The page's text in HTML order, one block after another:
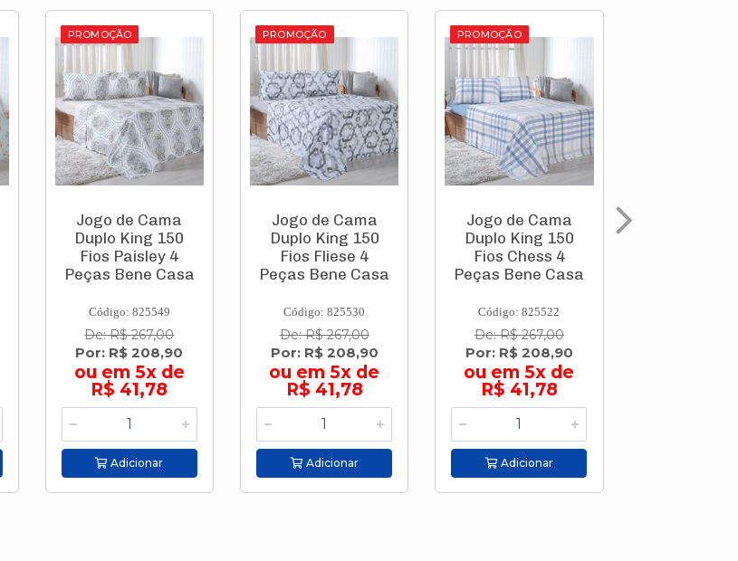
PROMOÇÃO
Jogo de Cama
Duplo King 150
Fios Paisley 4
Peças Bene Casa
Código: 825549
De: R$ 267,00
Por: R$ 208,90
ou em 5x de
R$ 41,78
Adicionar
PROMOÇÃO
Jogo de Cama
Duplo King 150
Fios Fliese 4
Peças Bene Casa
Código: 825530
De: R$ 267,00
Por: R$ 208,90
ou em 5x de
R$ 41,78
Adicionar
PROMOÇÃO
Jogo de Cama
Duplo King 150
Fios Chess 4
Peças Bene Casa
Código: 825522
De: R$ 267,00
Por: R$ 208,90
ou em 5x de
R$ 41,78
Adicionar